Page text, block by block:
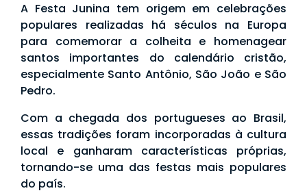
A Festa Junina tem origem em celebrações
populares realizadas há séculos na Europa
para comemorar a colheita e homenagear
santos importantes do calendário cristão,
especialmente Santo Antônio, São João e São
Pedro.
Com a chegada dos portugueses ao Brasil,
essas tradições foram incorporadas à cultura
local e ganharam características próprias,
tornando-se uma das festas mais populares
do país.